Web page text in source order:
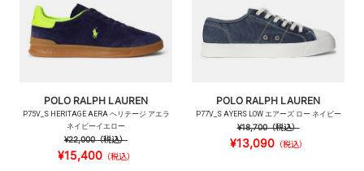
POLO RALPH LAUREN
P75V_S HERITAGE AERA ヘリテージ アエラ
ネイビーイエロー
¥22,000（税込）
¥15,400（税込）
POLO RALPH LAUREN
P77V_S AYERS LOW エアーズ ロー ネイビー
¥18,700（税込）
¥13,090（税込）